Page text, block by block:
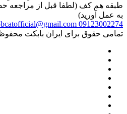
طبقه هم کف (لطفا قبل از مراجعه
به عمل آورید)
09123002274
تمامی حقوق برای ایران بابکت